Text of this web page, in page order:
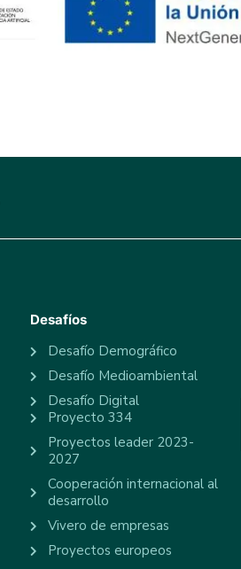
Desafíos
Desafío Demográfico
Desafío Medioambiental
Desafío Digital
Proyecto 334
Proyectos leader 2023-
2027
Cooperación internacional al
desarrollo
Vivero de empresas
Proyectos europeos